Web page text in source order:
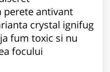
perete antivant
crystal ignifug
fum toxic si nu
focului